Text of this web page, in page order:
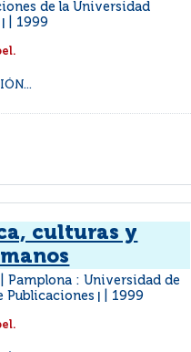
de la Universidad
1999
culturas y
Pamplona : Universidad de
Publicaciones
1999